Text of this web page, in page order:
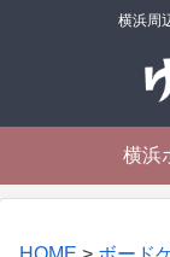
横浜周
横浜